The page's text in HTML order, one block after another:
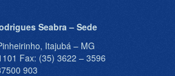
Seabra – Sede
Itajubá – MG
Fax: (35) 3622 – 3596
903